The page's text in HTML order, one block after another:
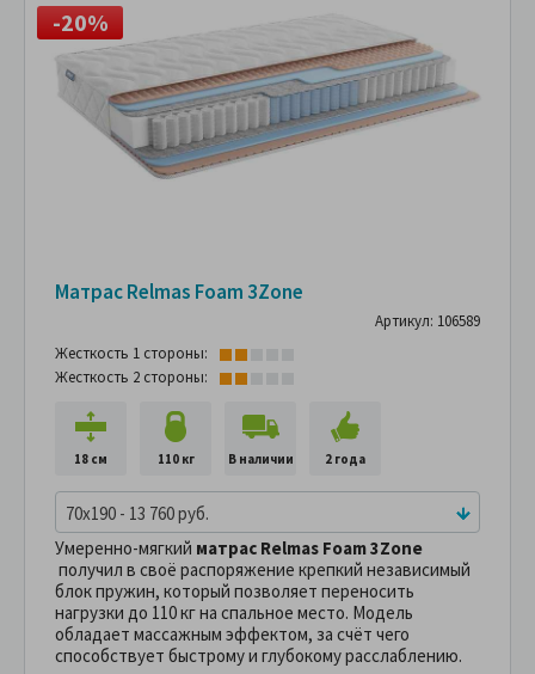
-20%
Матрас Relmas Foam 3Zone
Артикул: 106589
Жесткость 1 стороны:
Жесткость 2 стороны:
18 см 110 кг В наличии 2 года
70x190 - 13 760 руб.
Умеренно-мягкий матрас Relmas Foam 3Zone
получил в своё распоряжение крепкий независимый
блок пружин, который позволяет переносить
нагрузки до 110 кг на спальное место. Модель
обладает массажным эффектом, за счёт чего
способствует быстрому и глубокому расслаблению.